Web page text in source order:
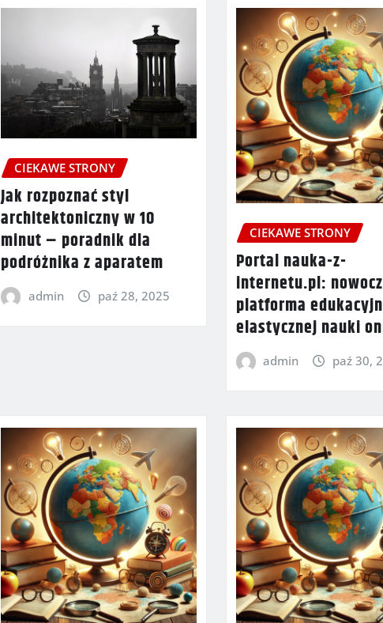
CIEKAWE STRONY
Jak rozpoznać styl
architektoniczny w 10
minut – poradnik dla
podróżnika z aparatem
admin paź 28, 2025
CIEKAWE STRONY
Portal nauka-z-
internetu.pl:
platforma
elastycznej nauki
admin paź 30,